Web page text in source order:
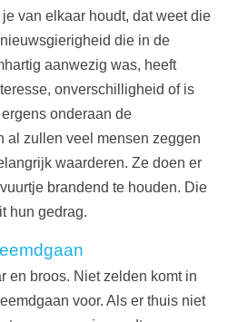
van elkaar houdt, dat weet die
die in de
aanwezig was, heeft
onverschilligheid of is
onderaan de
al zullen veel mensen zeggen
waarderen. Ze doen er
brandend te houden. Die
hun gedrag.
en broos. Niet zelden komt in
voor. Als er thuis niet